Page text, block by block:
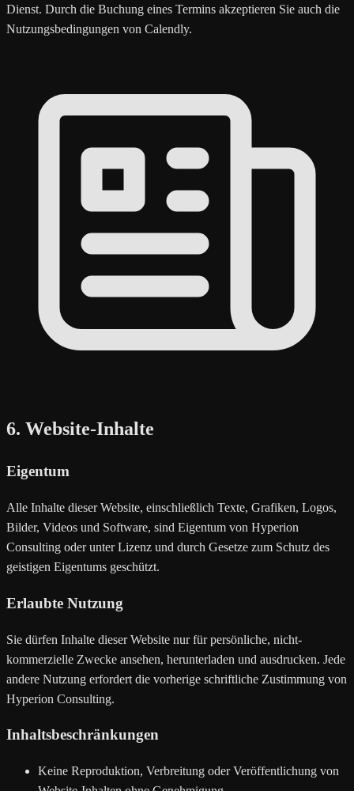
Dienst. Durch die Buchung eines Termins akzeptieren Sie auch die
Nutzungsbedingungen von Calendly.
6. Website-Inhalte
Eigentum
Alle Inhalte dieser Website, einschließlich Texte, Grafiken, Logos,
Bilder, Videos und Software, sind Eigentum von Hyperion
Consulting oder unter Lizenz und durch Gesetze zum Schutz des
geistigen Eigentums geschützt.
Erlaubte Nutzung
Sie dürfen Inhalte dieser Website nur für persönliche, nicht-
kommerzielle Zwecke ansehen, herunterladen und ausdrucken. Jede
andere Nutzung erfordert die vorherige schriftliche Zustimmung von
Hyperion Consulting.
Inhaltsbeschränkungen
Keine Reproduktion, Verbreitung oder Veröffentlichung von